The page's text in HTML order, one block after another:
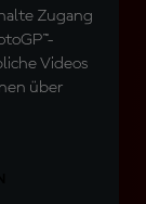
Zugang
Videos
über